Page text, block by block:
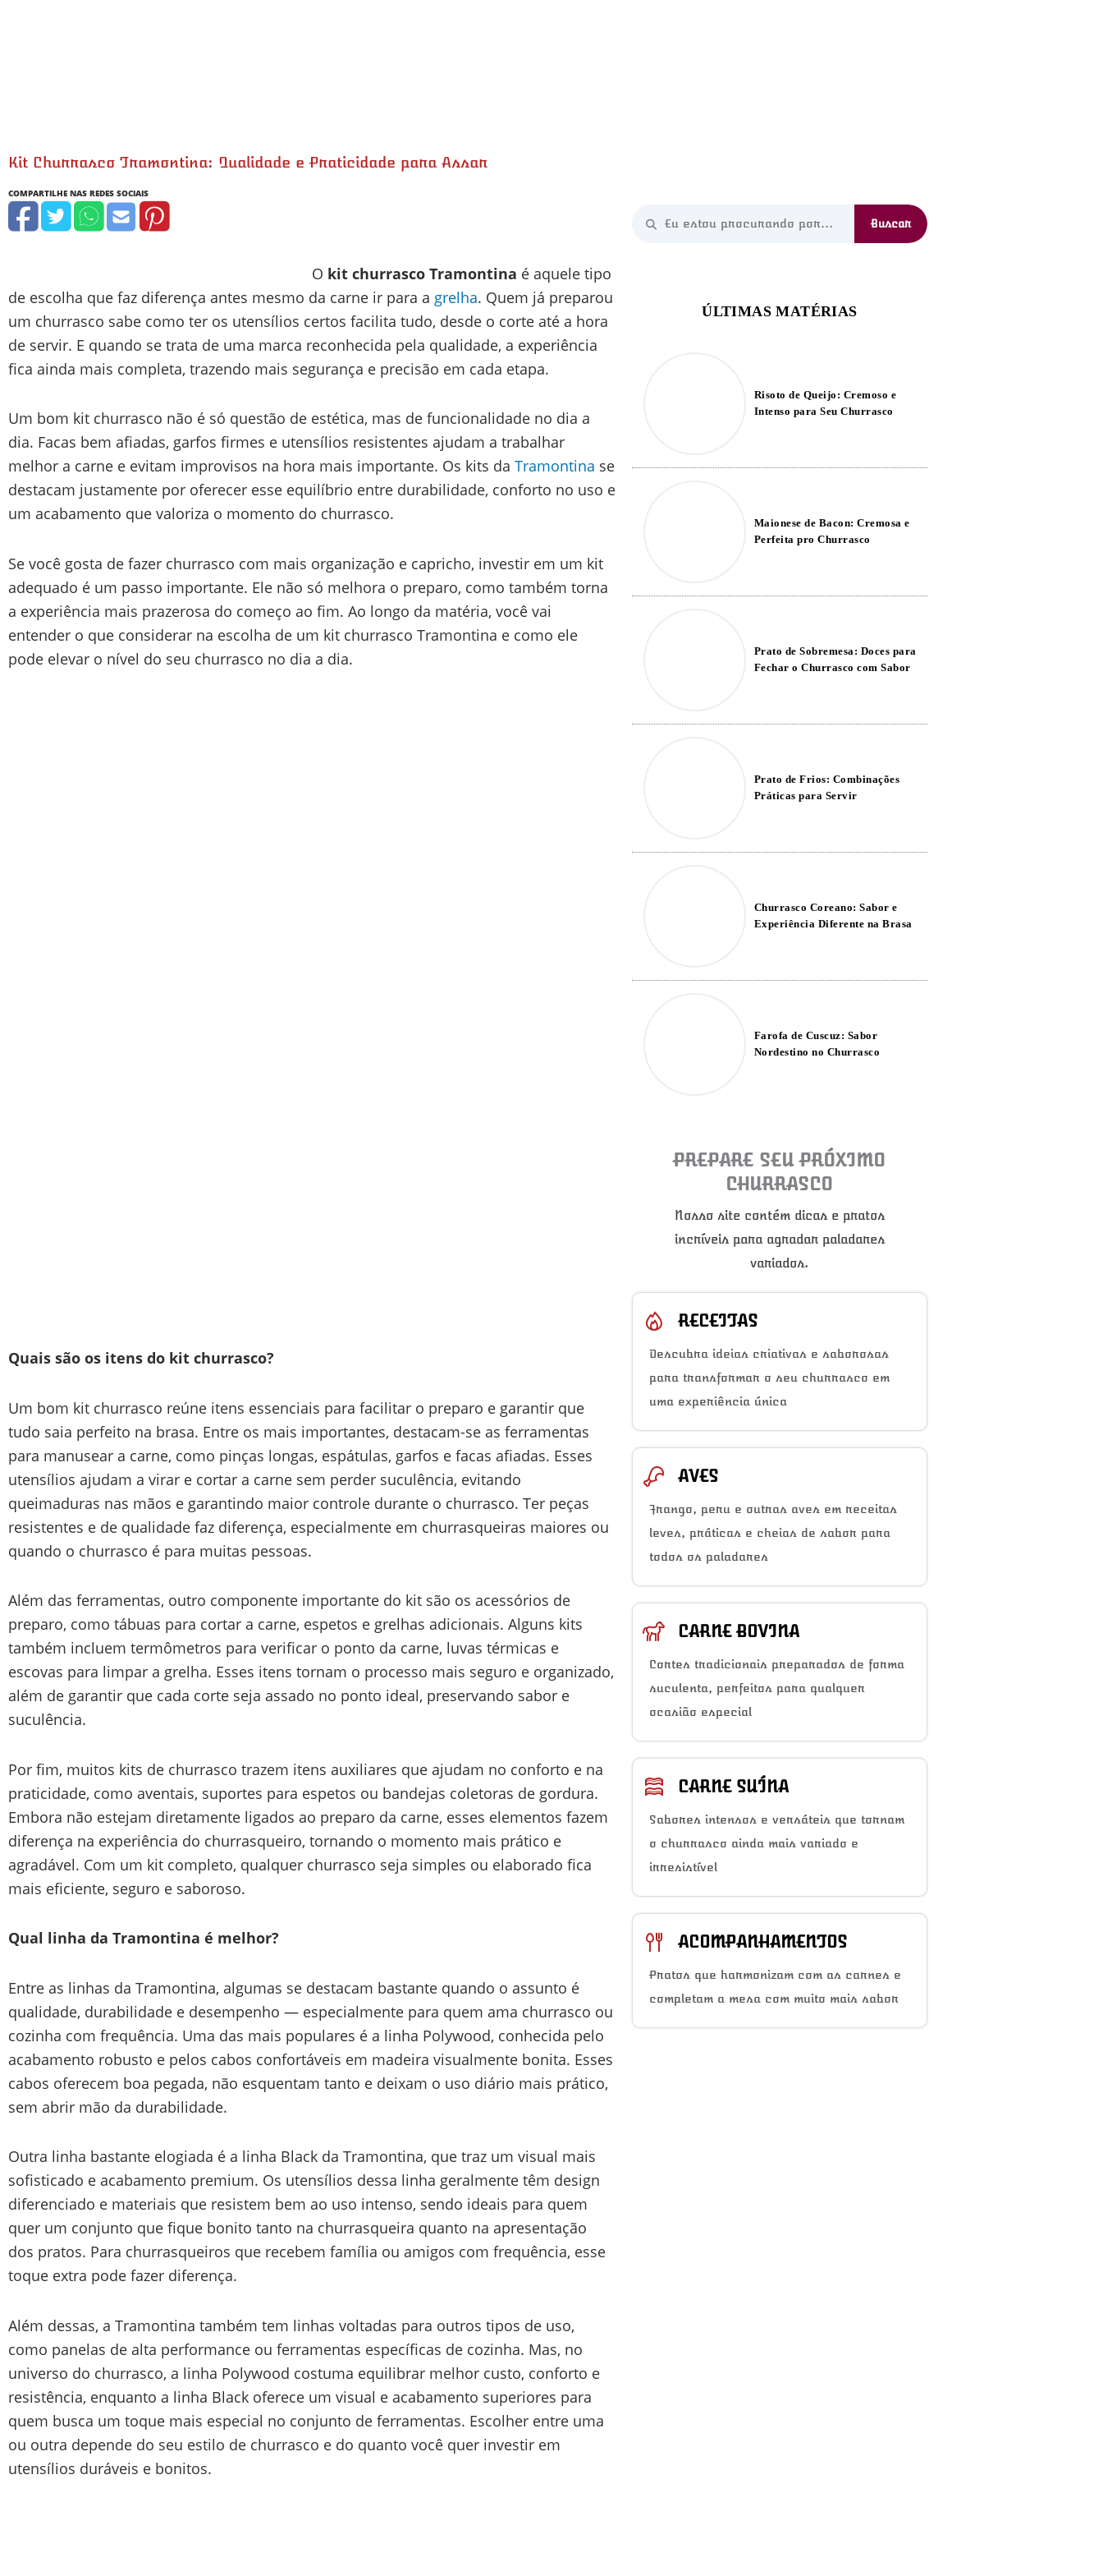
Kit Churrasco Tramontina: Qualidade e Praticidade para Assar
O kit churrasco Tramontina é aquele tipo
de escolha que faz diferença antes mesmo da carne ir para a grelha. Quem já preparou
um churrasco sabe como ter os utensílios certos facilita tudo, desde o corte até a hora
de servir. E quando se trata de uma marca reconhecida pela qualidade, a experiência
fica ainda mais completa, trazendo mais segurança e precisão em cada etapa.
Um bom kit churrasco não é só questão de estética, mas de funcionalidade no dia a
dia. Facas bem afiadas, garfos firmes e utensílios resistentes ajudam a trabalhar
melhor a carne e evitam improvisos na hora mais importante. Os kits da Tramontina se
destacam justamente por oferecer esse equilíbrio entre durabilidade, conforto no uso e
um acabamento que valoriza o momento do churrasco.
Se você gosta de fazer churrasco com mais organização e capricho, investir em um kit
adequado é um passo importante. Ele não só melhora o preparo, como também torna
a experiência mais prazerosa do começo ao fim. Ao longo da matéria, você vai
entender o que considerar na escolha de um kit churrasco Tramontina e como ele
pode elevar o nível do seu churrasco no dia a dia.
Quais são os itens do kit churrasco?
Um bom kit churrasco reúne itens essenciais para facilitar o preparo e garantir que
tudo saia perfeito na brasa. Entre os mais importantes, destacam-se as ferramentas
para manusear a carne, como pinças longas, espátulas, garfos e facas afiadas. Esses
utensílios ajudam a virar e cortar a carne sem perder suculência, evitando
queimaduras nas mãos e garantindo maior controle durante o churrasco. Ter peças
resistentes e de qualidade faz diferença, especialmente em churrasqueiras maiores ou
quando o churrasco é para muitas pessoas.
Além das ferramentas, outro componente importante do kit são os acessórios de
preparo, como tábuas para cortar a carne, espetos e grelhas adicionais. Alguns kits
também incluem termômetros para verificar o ponto da carne, luvas térmicas e
escovas para limpar a grelha. Esses itens tornam o processo mais seguro e organizado,
além de garantir que cada corte seja assado no ponto ideal, preservando sabor e
suculência.
Por fim, muitos kits de churrasco trazem itens auxiliares que ajudam no conforto e na
praticidade, como aventais, suportes para espetos ou bandejas coletoras de gordura.
Embora não estejam diretamente ligados ao preparo da carne, esses elementos fazem
diferença na experiência do churrasqueiro, tornando o momento mais prático e
agradável. Com um kit completo, qualquer churrasco seja simples ou elaborado fica
mais eficiente, seguro e saboroso.
Qual linha da Tramontina é melhor?
Entre as linhas da Tramontina, algumas se destacam bastante quando o assunto é
qualidade, durabilidade e desempenho — especialmente para quem ama churrasco ou
cozinha com frequência. Uma das mais populares é a linha Polywood, conhecida pelo
acabamento robusto e pelos cabos confortáveis em madeira visualmente bonita. Esses
cabos oferecem boa pegada, não esquentam tanto e deixam o uso diário mais prático,
sem abrir mão da durabilidade.
Outra linha bastante elogiada é a linha Black da Tramontina, que traz um visual mais
sofisticado e acabamento premium. Os utensílios dessa linha geralmente têm design
diferenciado e materiais que resistem bem ao uso intenso, sendo ideais para quem
quer um conjunto que fique bonito tanto na churrasqueira quanto na apresentação
dos pratos. Para churrasqueiros que recebem família ou amigos com frequência, esse
toque extra pode fazer diferença.
Além dessas, a Tramontina também tem linhas voltadas para outros tipos de uso,
como panelas de alta performance ou ferramentas específicas de cozinha. Mas, no
universo do churrasco, a linha Polywood costuma equilibrar melhor custo, conforto e
resistência, enquanto a linha Black oferece um visual e acabamento superiores para
quem busca um toque mais especial no conjunto de ferramentas. Escolher entre uma
ou outra depende do seu estilo de churrasco e do quanto você quer investir em
utensílios duráveis e bonitos.
Risoto de Queijo: Cremoso e
Intenso para Seu Churrasco
Maionese de Bacon: Cremosa e
Perfeita pro Churrasco
Prato de Sobremesa: Doces para
Fechar o Churrasco com Sabor
Prato de Frios: Combinações
Práticas para Servir
Churrasco Coreano: Sabor e
Experiência Diferente na Brasa
Farofa de Cuscuz: Sabor
Nordestino no Churrasco
PREPARE SEU PRÓXIMO
CHURRASCO
Nosso site contém dicas e pratos
incríveis para agradar paladares
variados.
RECEITAS
Descubra ideias criativas e saborosas
para transformar o seu churrasco em
uma experiência única
AVES
Frango, peru e outras aves em receitas
leves, práticas e cheias de sabor para
todos os paladares
CARNE BOVINA
Cortes tradicionais preparados de forma
suculenta, perfeitos para qualquer
ocasião especial
CARNE SUÍNA
Sabores intensos e versáteis que tornam
o churrasco ainda mais variado e
irresistível
ACOMPANHAMENTOS
Pratos que harmonizam com as carnes e
completam a mesa com muito mais sabor